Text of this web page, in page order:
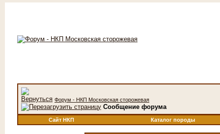
Форум - НКП Московская сторожевая
Сообщение форума
Сайт НКП Каталог породы